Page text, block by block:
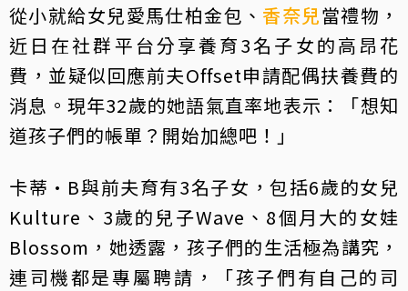
從小就給女兒愛馬仕柏金包、 香奈兒當禮物，
近日在社群平台分享養育3名子女的高昂花
費，並疑似回應前夫Offset申請配偶扶養費的
消息。現年32歲的她語氣直率地表示：「想知
道孩子們的帳單？開始加總吧！」
卡蒂·B與前夫育有3名子女，包括6歲的女兒
Kulture、3歲的兒子Wave、8個月大的女娃
Blossom，她透露，孩子們的生活極為講究，
連司機都是專屬聘請，「孩子們有自己的司